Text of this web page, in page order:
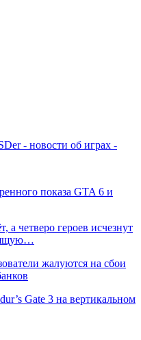
- новости об играх -
показа GTA 6 и
а четверо героев исчезнут
жалуются на сбои
Gate 3 на вертикальном